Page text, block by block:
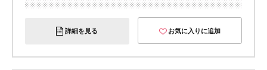
詳細を見る お気に入りに追加